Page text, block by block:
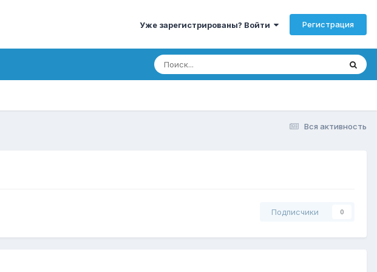
Уже зарегистрированы? Войти Регистрация
Вся активность
Подписчики 0